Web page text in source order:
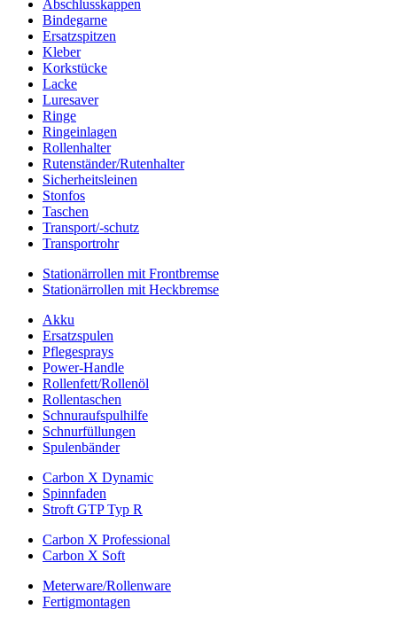
Abschlusskappen
Bindegarne
Ersatzspitzen
Kleber
Korkstücke
Lacke
Luresaver
Ringe
Ringeinlagen
Rollenhalter
Rutenständer/Rutenhalter
Sicherheitsleinen
Stonfos
Taschen
Transport/-schutz
Transportrohr
Stationärrollen mit Frontbremse
Stationärrollen mit Heckbremse
Akku
Ersatzspulen
Pflegesprays
Power-Handle
Rollenfett/Rollenöl
Rollentaschen
Schnuraufspulhilfe
Schnurfüllungen
Spulenbänder
Carbon X Dynamic
Spinnfaden
Stroft GTP Typ R
Carbon X Professional
Carbon X Soft
Meterware/Rollenware
Fertigmontagen